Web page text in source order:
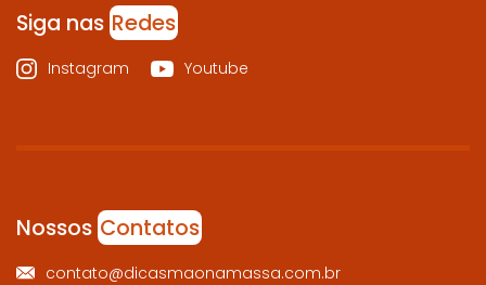
Siga nas Redes
Instagram Youtube
Nossos Contatos
contato@dicasmaonamassa.com.br